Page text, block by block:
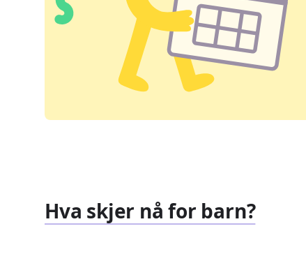
Hva skjer nå for barn?